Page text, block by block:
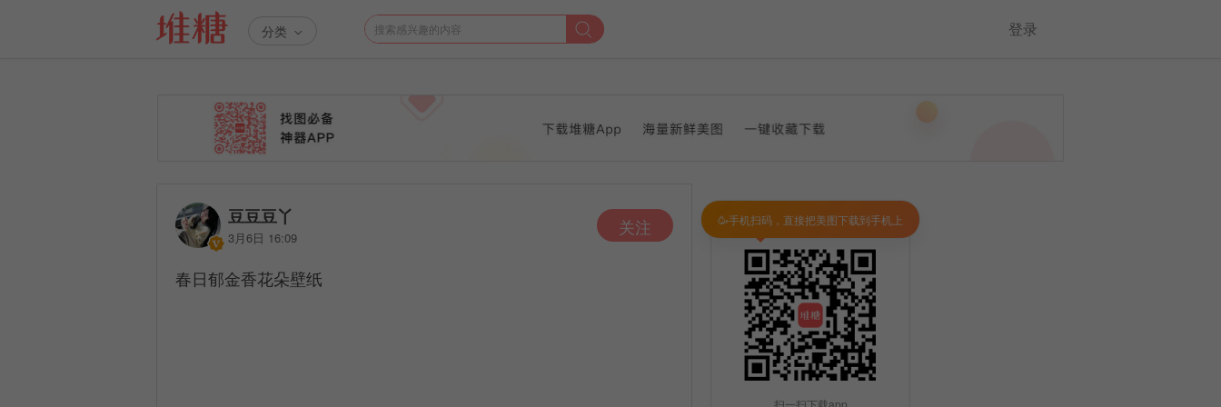
分类 登录
豆豆豆丫
3月6日 16:09 关注
春日郁金香花朵壁纸
扫一扫下载app
🥳手机扫码，直接把美图下载到手机上